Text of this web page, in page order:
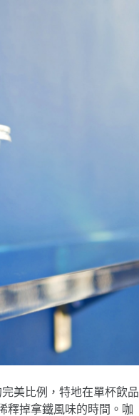
美比例，特地在單杯飲品
釋掉拿鐵風味的時間。咖